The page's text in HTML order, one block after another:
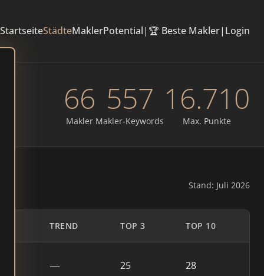
StartseiteStädteMaklerPotential| 🏆 Beste Makler| Login
66
Makler
557
Makler-Keywords
16.710
Max. Punkte
Stand: Juli 2026
TREND TOP 3 TOP 10
— 25 28